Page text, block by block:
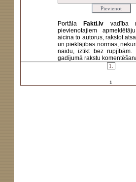
Portāla Fakti.lv vadība
pievienotajiem
aicina to autorus, rakstot
un pieklājības normas,
naidu, iztikt bez rupjībām.
gadījumā rakstu
1.
1